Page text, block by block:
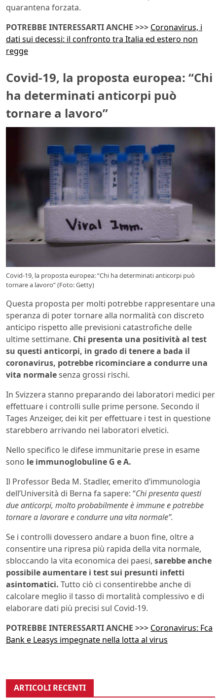
quarantena forzata.
POTREBBE INTERESSARTI ANCHE >>> Coronavirus, i
dati sui decessi: il confronto tra Italia ed estero non
regge
Covid-19, la proposta europea: “Chi
ha determinati anticorpi può
tornare a lavoro”
Covid-19, la proposta europea: “Chi ha determinati anticorpi può
tornare a lavoro” (Foto: Getty)
Questa proposta per molti potrebbe rappresentare una
speranza di poter tornare alla normalità con discreto
anticipo rispetto alle previsioni catastrofiche delle
ultime settimane. Chi presenta una positività al test
su questi anticorpi, in grado di tenere a bada il
coronavirus, potrebbe ricominciare a condurre una
vita normalesenza grossi rischi.
In Svizzera stanno preparando dei laboratori medici per
effettuare i controlli sulle prime persone. Secondo il
Tages Anzeiger, dei kit per effettuare i test in questione
starebbero arrivando nei laboratori elvetici.
Nello specifico le difese immunitarie prese in esame
sono le immunoglobuline G e A.
Il Professor Beda M. Stadler, emerito d’immunologia
dell’Università di Berna fa sapere: “Chi presenta questi
due anticorpi, molto probabilmente è immune e potrebbe
tornare a lavorare e condurre una vita normale”.
Se i controlli dovessero andare a buon fine, oltre a
consentire una ripresa più rapida della vita normale,
sbloccando la vita economica dei paesi, sarebbe anche
possibile aumentare i test sui presunti infetti
asintomatici. Tutto ciò ci consentirebbe anche di
calcolare meglio il tasso di mortalità complessivo e di
elaborare dati più precisi sul Covid-19.
POTREBBE INTERESSARTI ANCHE >>> Coronavirus: Fca
Bank e Leasys impegnate nella lotta al virus
ARTICOLI RECENTI